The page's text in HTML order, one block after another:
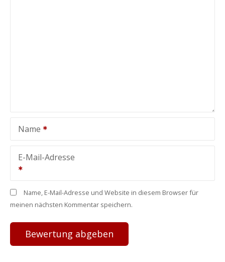
Name
E-Mail-Adresse
Name, E-Mail-Adresse und Website in diesem Browser für
meinen nächsten Kommentar speichern.